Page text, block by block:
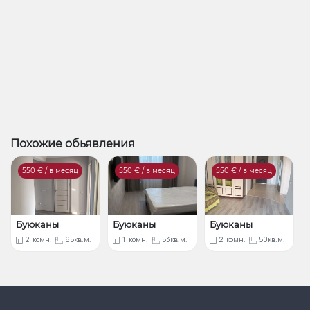
Похожие обьявления
550 € / в месяц
Буюканы
2 комн. 65кв.м.
550 € / в месяц
Буюканы
1 комн. 53кв.м.
550 € / в месяц
Буюканы
2 комн. 50кв.м.